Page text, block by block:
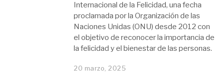
Internacional de la Felicidad, una fecha
proclamada por la Organización de las
Naciones Unidas (ONU) desde 2012 con
el objetivo de reconocer la importancia de
la felicidad y el bienestar de las personas.
20 marzo, 2025